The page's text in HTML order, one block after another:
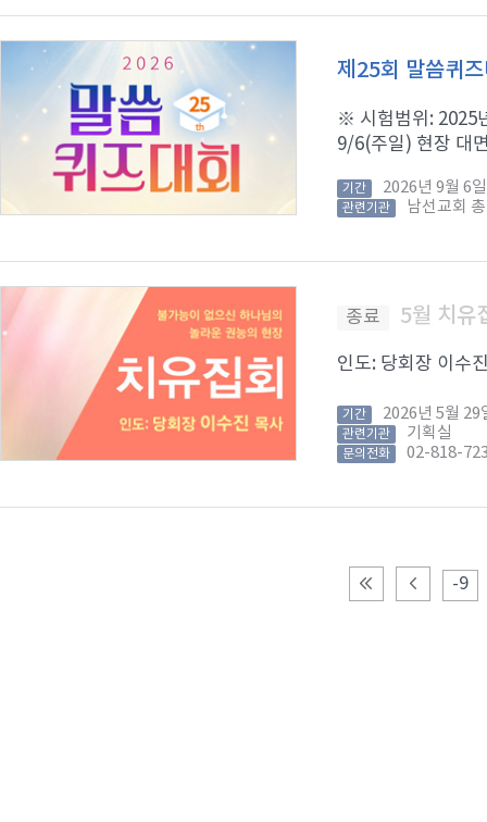
제25회 말씀퀴
※ 시험범위: 2025
9/6(주일) 현장 대
기간 2026년 9월 6
관련기관 남선교회
종료 5월 치유
인도: 당회장 이수
기간 2026년 5월 29
관련기관 기획실
문의전화 02-818-
-9